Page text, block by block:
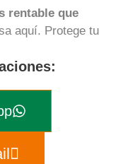
rentable que
aquí. Protege tu